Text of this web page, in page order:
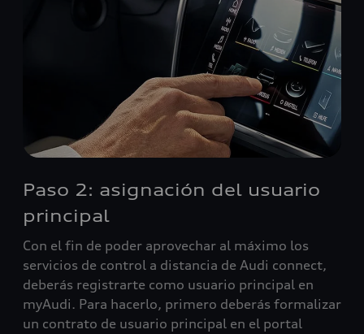
Paso 2: asignación del usuario
principal
Con el fin de poder aprovechar al máximo los
servicios de control a distancia de Audi connect,
deberás registrarte como usuario principal en
myAudi. Para hacerlo, primero deberás formalizar
un contrato de usuario principal en el portal